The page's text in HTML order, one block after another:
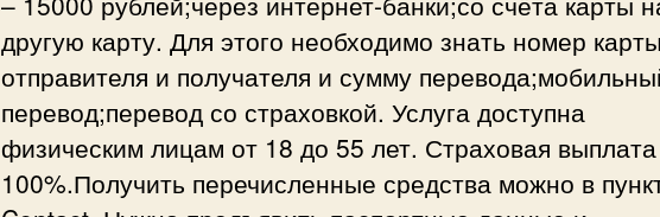
другую карту. Для этого необходимо знать номер карты
отправителя и получателя и сумму
перевод;перевод со страховкой. Услуга доступна
физическим лицам от 18 до 55 лет. Страховая
100%.Получить перечисленные средства можно в